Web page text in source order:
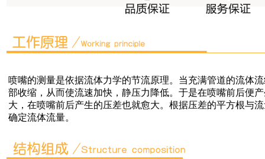
喷嘴的测量是依据流体力学的节流原理。当充满管道的流体
部收缩，从而使流速加快，静压力降低。于是在喷嘴前后便
大，在喷嘴前后产生的压差也就愈大。根据压差的平方根与
确定流体流量。